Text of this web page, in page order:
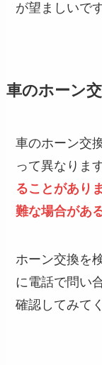
が望ましいです
車のホーン
車のホーン交
って異なりま
ることがあり
難な場合があ
ホーン交換を
に電話で問い
確認してみて